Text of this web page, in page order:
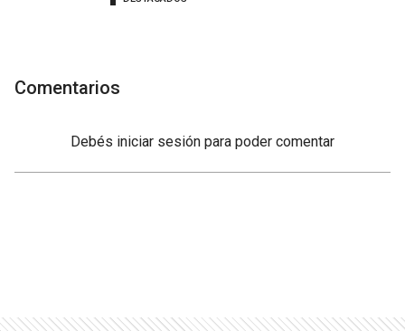
Comentarios
Debés iniciar sesión para poder comentar